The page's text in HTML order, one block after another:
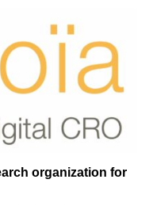
organization for